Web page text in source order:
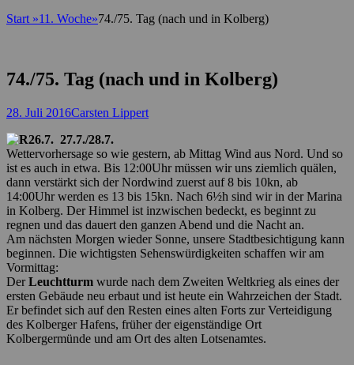
Start »11. Woche»74./75. Tag (nach und in Kolberg)
74./75. Tag (nach und in Kolberg)
Posted
28. Juli 2016Autor
Carsten Lippert
27.7./28.7.
Wettervorhersage so wie gestern, ab Mittag Wind aus Nord. Und so
ist es auch in etwa. Bis 12:00Uhr müssen wir uns ziemlich quälen,
dann verstärkt sich der Nordwind zuerst auf 8 bis 10kn, ab
14:00Uhr werden es 13 bis 15kn. Nach 6½h sind wir in der Marina
in Kolberg. Der Himmel ist inzwischen bedeckt, es beginnt zu
regnen und das dauert den ganzen Abend und die Nacht an.
Am nächsten Morgen wieder Sonne, unsere Stadtbesichtigung kann
beginnen. Die wichtigsten Sehenswürdigkeiten schaffen wir am
Vormittag:
DerLeuchtturm wurde nach dem Zweiten Weltkrieg als eines der
ersten Gebäude neu erbaut und ist heute ein Wahrzeichen der Stadt.
Er befindet sich auf den Resten eines alten Forts zur Verteidigung
des Kolberger Hafens, früher der eigenständige Ort
Kolbergermünde und am Ort des alten Lotsenamtes.